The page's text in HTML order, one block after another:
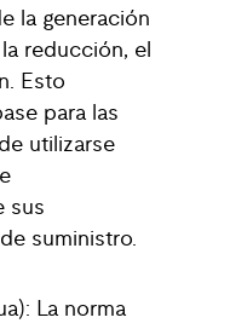
la generación
reducción, el
Esto
para las
utilizarse
sus
suministro.
La norma